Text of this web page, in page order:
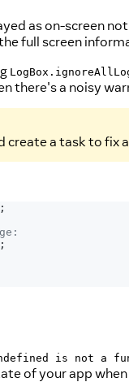
as on-screen
full screen
there's a noisy
create a task to fix
;
;
is not a
of your app